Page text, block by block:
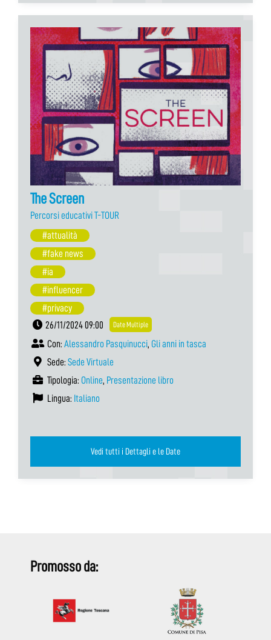
The Screen
Percorsi educativi T-TOUR
#attualità
#fake news
#ia
#influencer
#privacy
26/11/2024 09:00
Date Multiple
Con: Alessandro Pasquinucci, Gli anni in tasca
Sede: Sede Virtuale
Tipologia: Online, Presentazione libro
Lingua: Italiano
Vedi tutti i Dettagli e le Date
Promosso da: